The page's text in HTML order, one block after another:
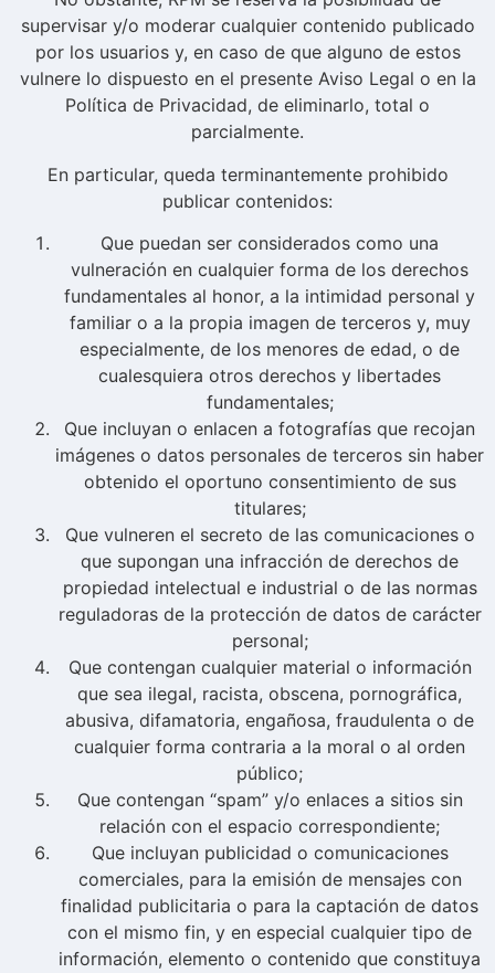
supervisar y/o moderar cualquier contenido publicado
por los usuarios y, en caso de que alguno de estos
vulnere lo dispuesto en el presente Aviso Legal o en la
Política de Privacidad, de eliminarlo, total o
parcialmente.
En particular, queda terminantemente prohibido
publicar contenidos:
Que puedan ser considerados como una
vulneración en cualquier forma de los derechos
fundamentales al honor, a la intimidad personal y
familiar o a la propia imagen de terceros y, muy
especialmente, de los menores de edad, o de
cualesquiera otros derechos y libertades
fundamentales;
Que incluyan o enlacen a fotografías que recojan
imágenes o datos personales de terceros sin haber
obtenido el oportuno consentimiento de sus
titulares;
Que vulneren el secreto de las comunicaciones o
que supongan una infracción de derechos de
propiedad intelectual e industrial o de las normas
reguladoras de la protección de datos de carácter
personal;
Que contengan cualquier material o información
que sea ilegal, racista, obscena, pornográfica,
abusiva, difamatoria, engañosa, fraudulenta o de
cualquier forma contraria a la moral o al orden
público;
Que contengan “spam” y/o enlaces a sitios sin
relación con el espacio correspondiente;
Que incluyan publicidad o comunicaciones
comerciales, para la emisión de mensajes con
finalidad publicitaria o para la captación de datos
con el mismo fin, y en especial cualquier tipo de
información, elemento o contenido que constituya